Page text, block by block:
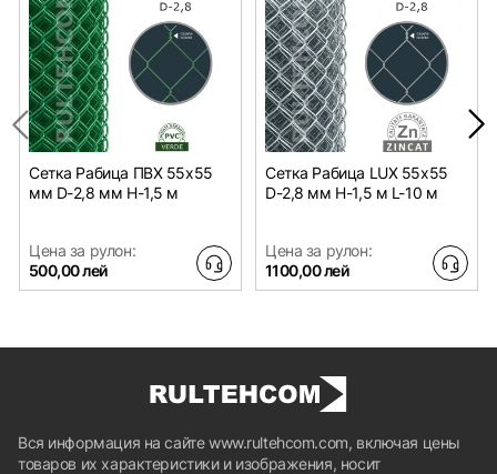
Сетка Рабица ПВХ 55х55
мм D-2,8 мм H-1,5 м
Цена за рулон:
500,00 лей
Сетка Рабица LUX 55х55
D-2,8 мм H-1,5 м L-10 м
Цена за рулон:
1100,00 лей
Вся информация на сайте www.rultehcom.com, включая цены
товаров их характеристики и изображения, носит